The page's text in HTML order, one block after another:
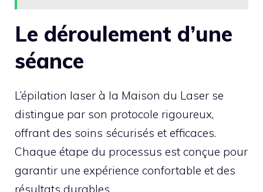
Le déroulement d’une
séance
L’épilation laser à la Maison du Laser se
distingue par son protocole rigoureux,
offrant des soins sécurisés et efficaces.
Chaque étape du processus est conçue pour
garantir une expérience confortable et des
résultats durables.